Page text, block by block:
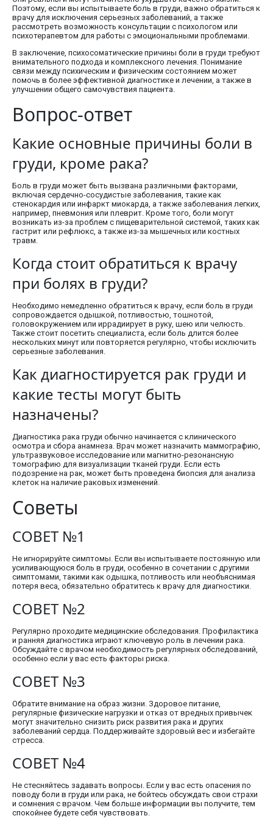
Поэтому, если вы испытываете боль в груди, важно обратиться к
врачу для исключения серьезных заболеваний, а также
рассмотреть возможность консультации с психологом или
психотерапевтом для работы с эмоциональными проблемами.
В заключение, психосоматические причины боли в груди требуют
внимательного подхода и комплексного лечения. Понимание
связи между психическим и физическим состоянием может
помочь в более эффективной диагностике и лечении, а также в
улучшении общего самочувствия пациента.
Вопрос-ответ
Какие основные причины боли в
груди, кроме рака?
Боль в груди может быть вызвана различными факторами,
включая сердечно-сосудистые заболевания, такие как
стенокардия или инфаркт миокарда, а также заболевания легких,
например, пневмония или плеврит. Кроме того, боли могут
возникать из-за проблем с пищеварительной системой, таких как
гастрит или рефлюкс, а также из-за мышечных или костных
травм.
Когда стоит обратиться к врачу
при болях в груди?
Необходимо немедленно обратиться к врачу, если боль в груди
сопровождается одышкой, потливостью, тошнотой,
головокружением или иррадиирует в руку, шею или челюсть.
Также стоит посетить специалиста, если боль длится более
нескольких минут или повторяется регулярно, чтобы исключить
серьезные заболевания.
Как диагностируется рак груди и
какие тесты могут быть
назначены?
Диагностика рака груди обычно начинается с клинического
осмотра и сбора анамнеза. Врач может назначить маммографию,
ультразвуковое исследование или магнитно-резонансную
томографию для визуализации тканей груди. Если есть
подозрение на рак, может быть проведена биопсия для анализа
клеток на наличие раковых изменений.
Советы
СОВЕТ №1
Не игнорируйте симптомы. Если вы испытываете постоянную или
усиливающуюся боль в груди, особенно в сочетании с другими
симптомами, такими как одышка, потливость или необъяснимая
потеря веса, обязательно обратитесь к врачу для диагностики.
СОВЕТ №2
Регулярно проходите медицинские обследования. Профилактика
и ранняя диагностика играют ключевую роль в лечении рака.
Обсуждайте с врачом необходимость регулярных обследований,
особенно если у вас есть факторы риска.
СОВЕТ №3
Обратите внимание на образ жизни. Здоровое питание,
регулярные физические нагрузки и отказ от вредных привычек
могут значительно снизить риск развития рака и других
заболеваний сердца. Поддерживайте здоровый вес и избегайте
стресса.
СОВЕТ №4
Не стесняйтесь задавать вопросы. Если у вас есть опасения по
поводу боли в груди или рака, не бойтесь обсуждать свои страхи
и сомнения с врачом. Чем больше информации вы получите, тем
спокойнее будете себя чувствовать.